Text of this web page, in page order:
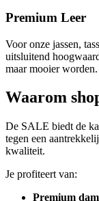
Premium Leer
Voor onze jassen,
uitsluitend
maar mooier worden.
Waarom
De SALE biedt de
tegen een
kwaliteit.
Je profiteert van:
Premium